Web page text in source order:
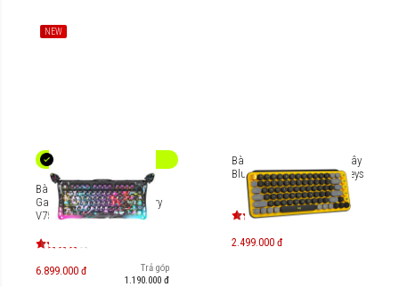
NEW
Bàn phím cơ Magnetic HE
Gaming Gravastar Mercury
V75 Pro Special Edition -
PRO_CG]
6.899.000 đ
Trả góp
1.190.000 đ
Bàn phím cơ học không dây
Bluetooth Logitech POP Keys
2.499.000 đ